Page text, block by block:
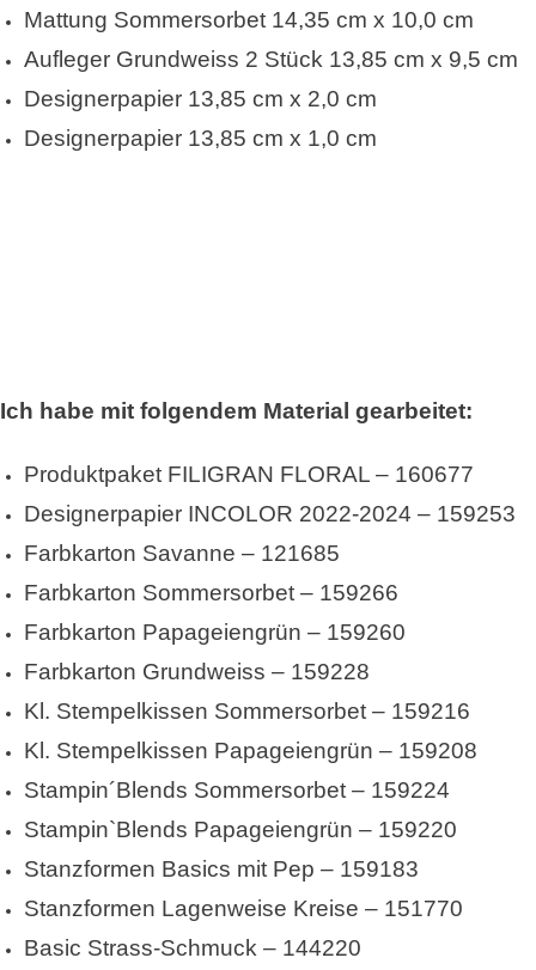
Mattung Sommersorbet 14,35 cm x 10,0 cm
Aufleger Grundweiss 2 Stück 13,85 cm x 9,5 cm
Designerpapier 13,85 cm x 2,0 cm
Designerpapier 13,85 cm x 1,0 cm
Ich habe mit folgendem Material gearbeitet:
Produktpaket FILIGRAN FLORAL – 160677
Designerpapier INCOLOR 2022-2024 – 159253
Farbkarton Savanne – 121685
Farbkarton Sommersorbet – 159266
Farbkarton Papageiengrün – 159260
Farbkarton Grundweiss – 159228
Kl. Stempelkissen Sommersorbet – 159216
Kl. Stempelkissen Papageiengrün – 159208
Stampin´Blends Sommersorbet – 159224
Stampin`Blends Papageiengrün – 159220
Stanzformen Basics mit Pep – 159183
Stanzformen Lagenweise Kreise – 151770
Basic Strass-Schmuck – 144220